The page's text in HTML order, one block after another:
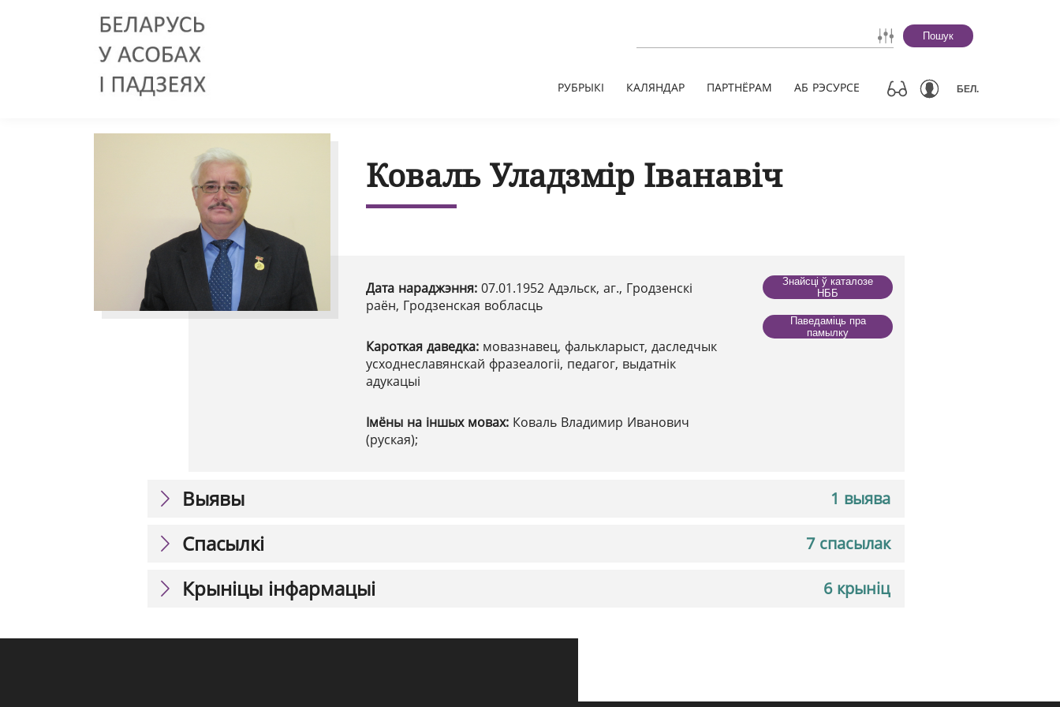
Пошук
РУБРЫКІ КАЛЯНДАР ПАРТНЁРАМ АБ РЭСУРСЕ БЕЛ.
Коваль Уладзмір Іванавіч
Дата нараджэння: 07.01.1952 Адэльск, аг., Гродзенскі
раён, Гродзенская вобласць
Кароткая даведка: мовазнавец, фалькларыст, даследчык
усходнеславянскай фразеалогіі, педагог, выдатнік
адукацыі
Імёны на іншых мовах: Коваль Владимир Иванович
(руская);
Знайсці ў каталозе
НББ
Паведаміць пра
памылку
1 выява
Выявы
7 спасылак
Спасылкі
6 крыніц
Крыніцы інфармацыі